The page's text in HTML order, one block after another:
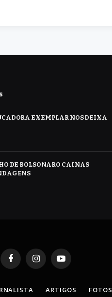
EXEMPLAR NOS DEIXA
DE BOLSONARO CAI NAS
FacebookInstagramYouTube
ARTIGOS FOTOS